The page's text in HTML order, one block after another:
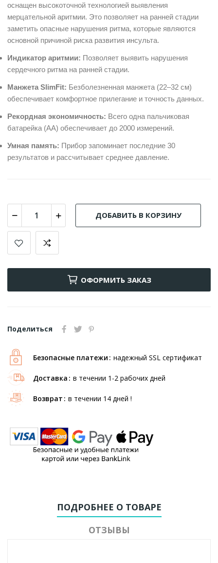
оснащен высокоточной технологией выявления
мерцательной аритмии. Это позволяет на ранней стадии
заметить опасные нарушения ритма, которые являются
основной причиной риска развития инсульта.
Индикатор аритмии: Позволяет выявить нарушения
сердечного ритма на ранней стадии.
Манжета SlimFit: Безболезненная манжета (22–32 см)
обеспечивает комфортное прилегание и точность данных.
Рекордная экономичность: Всего одна пальчиковая
батарейка (AA) обеспечивает до 2000 измерений.
Умная память: Прибор запоминает последние 30
результатов и рассчитывает среднее давление.
ДОБАВИТЬ В КОРЗИНУ
ОФОРМИТЬ ЗАКАЗ
Поделиться
Безопасные платежи надежный SSL сертификат
Доставка в течении 1-2 рабочих дней
Возврат в течении 14 дней !
ПОДРОБНЕЕ О ТОВАРЕ
ОТЗЫВЫ